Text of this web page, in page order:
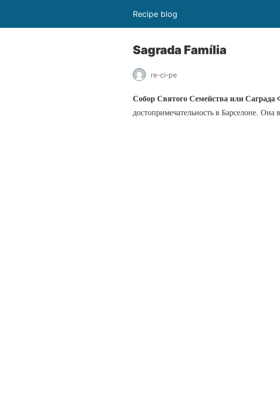
Recipe blog
Sagrada Família
re-ci-pe
Собор Святого Семейства или
достопримечательность в Барселоне.